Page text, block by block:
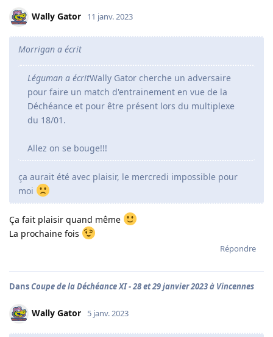
Wally Gator 11 janv. 2023
Morrigan a écrit
Léguman a écritWally Gator cherche un adversaire
pour faire un match d'entrainement en vue de la
Déchéance et pour être présent lors du multiplexe
du 18/01.
Allez on se bouge!!!
ça aurait été avec plaisir, le mercredi impossible pour
moi
Ça fait plaisir quand même
La prochaine fois
Répondre
DansCoupe de la Déchéance XI - 28 et 29 janvier 2023 à Vincennes
Wally Gator 5 janv. 2023